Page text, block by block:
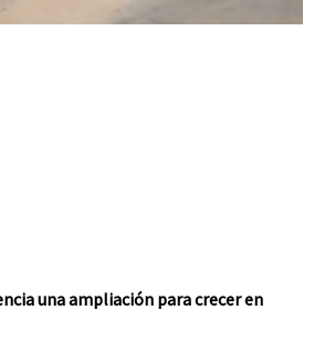
una ampliación para crecer en